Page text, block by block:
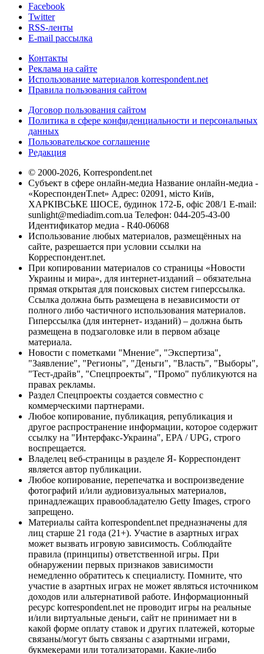
Facebook
Twitter
RSS-ленты
E-mail рассылка
Контакты
Реклама на сайте
Использование материалов korrespondent.net
Правила пользования сайтом
Договор пользования сайтом
Политика в сфере конфиденциальности и персональных
данных
Пользовательское соглашение
Редакция
© 2000-2026, Korrespondent.net
Субъект в сфере онлайн-медиа Название онлайн-медиа -
«КореспонденТ.net» Адрес: 02091, місто Київ,
ХАРКІВСЬКЕ ШОСЕ, будинок 172-Б, офіс 208/1 E-mail:
sunlight@mediadim.com.ua Телефон: 044-205-43-00
Идентификатор медиа - R40-06068
Использование любых материалов, размещённых на
сайте, разрешается при условии ссылки на
Корреспондент.net.
При копировании материалов со страницы «Новости
Украины и мира», для интернет-изданий – обязательна
прямая открытая для поисковых систем гиперссылка.
Ссылка должна быть размещена в независимости от
полного либо частичного использования материалов.
Гиперссылка (для интернет- изданий) – должна быть
размещена в подзаголовке или в первом абзаце
материала.
Новости с пометками "Мнение", "Экспертиза",
"Заявление", "Регионы", "Деньги", "Власть", "Выборы",
"Тест-драйв", "Спецпроекты", "Промо" публикуются на
правах рекламы.
Раздел Спецпроекты создается совместно с
коммерческими партнерами.
Любое копирование, публикация, републикация и
другое распространение информации, которое содержит
ссылку на "Интерфакс-Украина", EPA / UPG, строго
воспрещается.
Владелец веб-страницы в разделе Я- Корреспондент
является автор публикации.
Любое копирование, перепечатка и воспроизведение
фотографий и/или аудиовизуальных материалов,
принадлежащих правообладателю Getty Images, строго
запрещено.
Материалы сайта korrespondent.net предназначены для
лиц старше 21 года (21+). Участие в азартных играх
может вызвать игровую зависимость. Соблюдайте
правила (принципы) ответственной игры. При
обнаружении первых признаков зависимости
немедленно обратитесь к специалисту. Помните, что
участие в азартных играх не может являться источником
доходов или альтернативой работе. Информационный
ресурс korrespondent.net не проводит игры на реальные
и/или виртуальные деньги, сайт не принимает ни в
какой форме оплату ставок и других платежей, которые
связаны/могут быть связаны с азартными играми,
букмекерами или тотализаторами. Какие-либо